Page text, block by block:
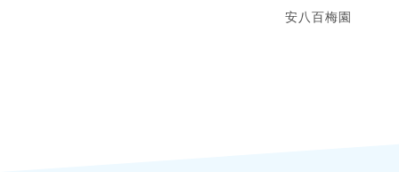
安八百梅園